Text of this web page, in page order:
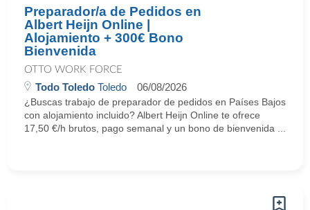
Preparador/a de Pedidos en
Albert Heijn Online |
Alojamiento + 300€ Bono
Bienvenida
OTTO WORK FORCE
Todo Toledo Toledo 06/08/2026
¿Buscas trabajo de preparador de pedidos en Países Bajos
con alojamiento incluido? Albert Heijn Online te ofrece
17,50 €/h brutos, pago semanal y un bono de bienvenida ...